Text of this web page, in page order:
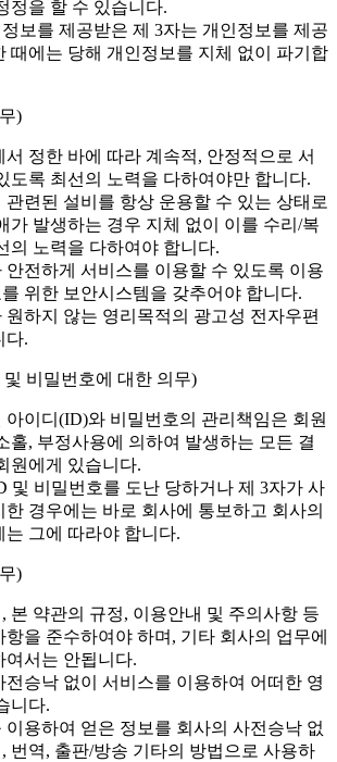
정을 할 수 있습니다.
보를 제공받은 제 3자는 개인정보를 제공
때에는 당해 개인정보를 지체 없이 파기합
)
서 정한 바에 따라 계속적, 안정적으로 서
도록 최선의 노력을 다하여야만 합니다.
관련된 설비를 항상 운용할 수 있는 상태로
가 발생하는 경우 지체 없이 이를 수리/복
의 노력을 다하여야 합니다.
안전하게 서비스를 이용할 수 있도록 이용
위한 보안시스템을 갖추어야 합니다.
원하지 않는 영리목적의 광고성 전자우편
다.
비밀번호에 대한 의무)
아이디(ID)와 비밀번호의 관리책임은 회원
홀, 부정사용에 의하여 발생하는 모든 결
원에게 있습니다.
및 비밀번호를 도난 당하거나 제 3자가 사
경우에는 바로 회사에 통보하고 회사의
그에 따라야 합니다.
)
본 약관의 규정, 이용안내 및 주의사항 등
을 준수하여야 하며, 기타 회사의 업무에
여서는 안됩니다.
전승낙 없이 서비스를 이용하여 어떠한 영
니다.
이용하여 얻은 정보를 회사의 사전승낙 없
번역, 출판/방송 기타의 방법으로 사용하